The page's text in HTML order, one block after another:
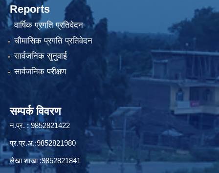
Reports
वार्षिक प्रगति प्रतिवेदन
चौमासिक प्रगति प्रतिवेदन
सार्वजनिक सुनुवाई
सार्वजनिक परीक्षण
सम्पर्क विवरण
न.प्र. : 9852821422
प्र.प्र.अ.:9852821980
लेखा शाखा :9852821841